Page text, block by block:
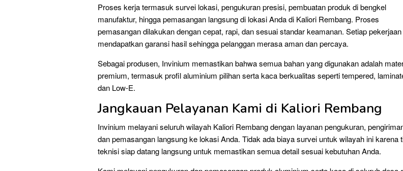
Proses kerja termasuk survei lokasi, pengukuran presisi, pembuatan produk di bengkel
manufaktur, hingga pemasangan langsung di lokasi Anda di Kaliori Rembang. Proses
pemasangan dilakukan dengan cepat, rapi, dan sesuai standar keamanan. Setiap
mendapatkan garansi hasil sehingga pelanggan merasa aman dan percaya.
Sebagai produsen, Invinium memastikan bahwa semua bahan yang digunakan adalah
premium, termasuk profil aluminium pilihan serta kaca berkualitas seperti tempered,
dan Low-E.
Jangkauan Pelayanan Kami di Kaliori Rembang
Invinium melayani seluruh wilayah Kaliori Rembang dengan layanan pengukuran,
dan pemasangan langsung ke lokasi Anda. Tidak ada biaya survei untuk wilayah ini karena
teknisi siap datang langsung untuk memastikan semua detail sesuai kebutuhan Anda.